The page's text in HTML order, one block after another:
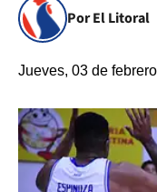
Por El Litoral
Jueves, 03 de